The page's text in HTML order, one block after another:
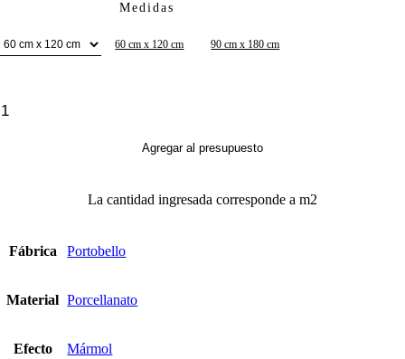
Medidas
60 cm x 120 cm 90 cm x 180 cm
Agregar al presupuesto
La cantidad ingresada corresponde a m2
Fábrica Portobello
Material Porcellanato
Efecto Mármol